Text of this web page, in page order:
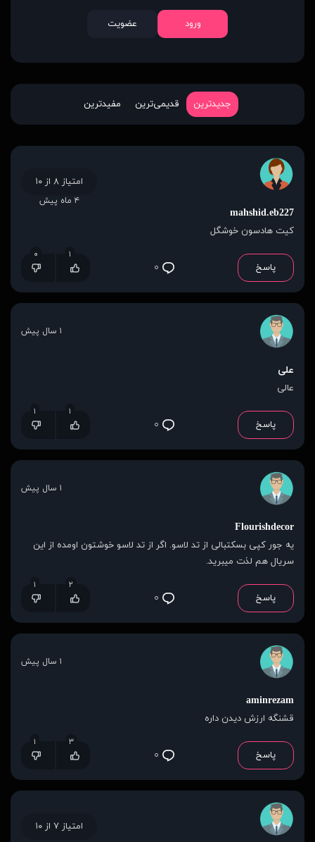
ورود عضویت
جدیدترین قدیمی‌ترین مفیدترین
mahshid.eb227
کیت هادسون خوشگل
پاسخ ۰
۱ ۰
امتیاز ۸ از ۱۰
۴ ماه پیش
علی
عالی
پاسخ ۰
۱ ۱
۱ سال پیش
Flourishdecor
یه جور کپی بسکتبالی از تد لاسو. اگر از تد لاسو خوشتون اومده از این
سریال هم لذت میبرید.
پاسخ ۰
۲ ۱
۱ سال پیش
aminrezam
قشنگه ارزش دیدن داره
پاسخ ۰
۳ ۱
۱ سال پیش
امتیاز ۷ از ۱۰